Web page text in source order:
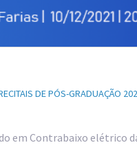
DE PÓS-GRADUAÇÃO
em Contrabaixo elétrico